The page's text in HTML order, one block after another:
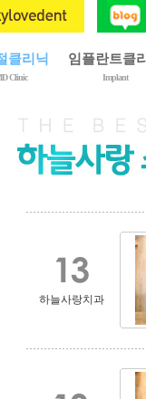
클리닉
Clinic
임플란트클
Implant
구강내과전문의
종류
후 주의사항
임플란트란?
임플란트 시술
골이식
임플란트 관리
하늘사랑치과